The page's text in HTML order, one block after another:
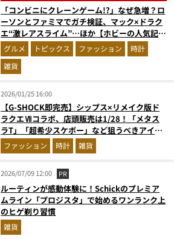
「コンビニにクレーンゲーム!?」なぜ急増？ロ
ーソンとファミマでガチ検証、マック×ドラク
エ“激レアスライム”…ほか【ホビーの人気記事
ランキングベスト3】（2026年1月版）
グルメ トピックス ファッション
時計
雑貨
2026/01/25 16:00
【G-SHOCK即完売】シップス×リメイク版ド
ラクエⅦコラボ、店頭販売は1/28！「メタス
ラT」「超希少スケボー」など狙うべきアイテ
ムまとめ
ファッション 時計 雑貨
2026/07/09 12:00 PR
ルーティンが感動体験に！Schickのプレミア
ムライン「プロジスタ」で始めるワンランク上
のヒゲ剃り習慣
雑貨